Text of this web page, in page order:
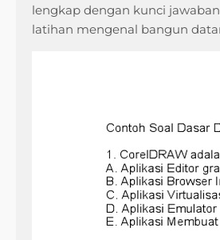
lengkap dengan kunci
latihan mengenal bangun